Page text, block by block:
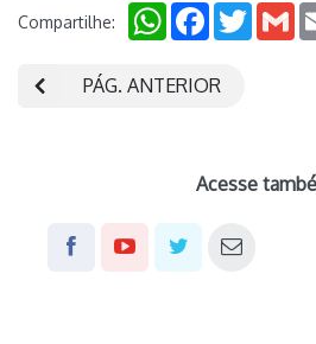
Compartilhe: WhatsAppFacebookTwitter
PÁG. ANTERIOR
Acesse